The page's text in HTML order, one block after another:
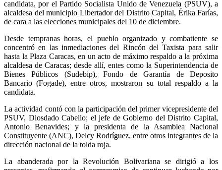
candidata, por el Partido Socialista Unido de Venezuela (PSUV), a
alcaldesa del municipio Libertador del Distrito Capital, Érika Farías,
de cara a las elecciones municipales del 10 de diciembre.
Desde tempranas horas, el pueblo organizado y combatiente se
concentró en las inmediaciones del Rincón del Taxista para salir
hasta la Plaza Caracas, en un acto de máximo respaldo a la próxima
alcaldesa de Caracas; desde allí, entes como la Superintendencia de
Bienes Públicos (Sudebip), Fondo de Garantía de Deposito
Bancario (Fogade), entre otros, mostraron su total respaldo a la
candidata.
La actividad contó con la participación del primer vicepresidente del
PSUV, Diosdado Cabello; el jefe de Gobierno del Distrito Capital,
Antonio Benavides; y la presidenta de la Asamblea Nacional
Constituyente (ANC), Delcy Rodríguez, entre otros integrantes de la
dirección nacional de la tolda roja.
La abanderada por la Revolución Bolivariana se dirigió a los